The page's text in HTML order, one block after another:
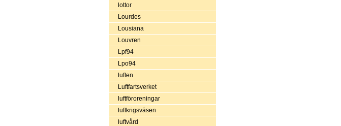
lottor
Lourdes
Lousiana
Louvren
Lpf94
Lpo94
luften
Luftfartsverket
luftföroreningar
luftkrigsväsen
luftvård